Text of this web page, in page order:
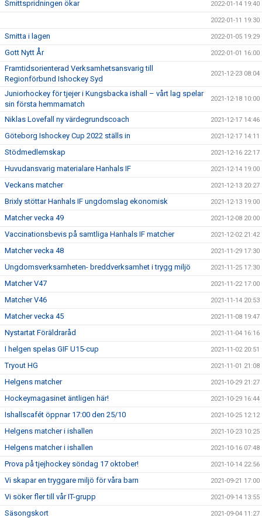
Smittspridningen ökar 2022-01-14 19:40
2022-01-11 19:30
Smitta i lagen 2022-01-05 19:29
Gott Nytt År 2022-01-01 16:00
Framtidsorienterad Verksamhetsansvarig till
Regionförbund Ishockey Syd
2021-12-23 08:04
Juniorhockey för tjejer i Kungsbacka ishall – vårt lag spelar
sin första hemmamatch
2021-12-18 10:00
Niklas Lovefall ny värdegrundscoach 2021-12-17 14:46
Göteborg Ishockey Cup 2022 ställs in 2021-12-17 14:11
Stödmedlemskap 2021-12-16 22:17
Huvudansvarig materialare Hanhals IF 2021-12-14 19:00
Veckans matcher 2021-12-13 20:27
Brixly stöttar Hanhals IF ungdomslag ekonomisk 2021-12-13 19:00
Matcher vecka 49 2021-12-08 20:00
Vaccinationsbevis på samtliga Hanhals IF matcher 2021-12-02 21:42
Matcher vecka 48 2021-11-29 17:30
Ungdomsverksamheten- breddverksamhet i trygg miljö 2021-11-25 17:30
Matcher V47 2021-11-22 17:00
Matcher V46 2021-11-14 20:53
Matcher vecka 45 2021-11-08 19:47
Nystartat Föräldraråd 2021-11-04 16:16
I helgen spelas GIF U15-cup 2021-11-02 20:51
Tryout HG 2021-11-01 21:08
Helgens matcher 2021-10-29 21:27
Hockeymagasinet äntligen här! 2021-10-29 16:44
Ishallscafét öppnar 17:00 den 25/10 2021-10-25 12:12
Helgens matcher i ishallen 2021-10-23 10:25
Helgens matcher i ishallen 2021-10-16 07:48
Prova på tjejhockey söndag 17 oktober! 2021-10-14 22:56
Vi skapar en tryggare miljö för våra barn 2021-09-21 17:00
Vi söker fler till vår IT-grupp 2021-09-14 13:55
Säsongskort 2021-09-04 11:27